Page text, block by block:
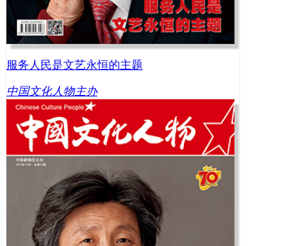
服务人民是文艺永恒的主题
中国文化人物主办